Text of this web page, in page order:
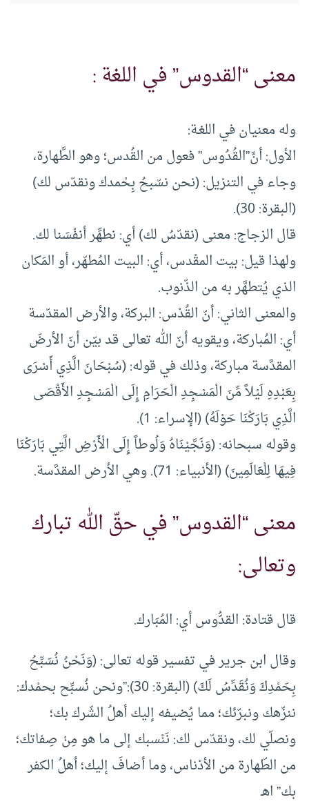
معنى “القدوس” في اللغة :
وله معنيان في اللغـة:
الأول: أنَّ”القُدُوس” فعول من القُدس؛ وهو الطَّهارة،
وجاء في التنزيل: (نحن نسّبحُ بِحْمدك ونقدّس لك)
(البقرة: 30).
قال الزجاج: معنى (نقدّسُ لك) أي: نطهِّر أنفْسَنا لك.
ولهذا قيل: بيت المقْدس، أي: البيت المُطهّر، أو المَكان
الذي يُتطهَّر به من الذّنوب.
والمعنى الثاني: أنّ القُدْس: البركة، والأرض المقدّسة
أي: المُباركة، ويقويه أنّ الله تعالى قد بيّن أنّ الأرضَ
المقدَّسة مباركة، وذلك في قوله: (سُبْحَانَ الَّذِي أَسْرَى
بِعَبْدِهِ لَيْلاً مِّنَ الْمَسْجِدِ الْحَرَامِ إِلَى الْمَسْجِدِ الأَقْصَى
الَّذِي بَارَكْنَا حَوْلَهُ) (الإسراء: 1).
وقوله سبحانه: (وَنَجَّيْنَاهُ وَلُوطاً إِلَى الْأَرْضِ الَّتِي بَارَكْنَا
فِيهَا لِلْعَالَمِينَ) (الأنبياء: 71). وهي الأرض المقدَّسة.
معنى “القدوس” في حقّ الله تبارك
وتعالى:
قال قتادة: القدُّوس أي: المُبَارك.
وقال ابن جرير في تفسير قوله تعالى: (وَنَحْنُ نُسَبِّحُ
بِحَمْدِكَ وَنُقَدِّسُ لَكَ) (البقرة: 30):”ونحن نُسبِّح بحمْدك:
ننزّهك ونبرّئك؛ مما يُضيفه إليك أهلُ الشّرك بك؛
ونصلّي لك، ونقدّس لك: نَنْسبك إلى ما هو مِنْ صِفاتك؛
من الطّهارة من الأدْناس، وما أضافَ إليك؛ أهلُ الكفر
بك” اهـ